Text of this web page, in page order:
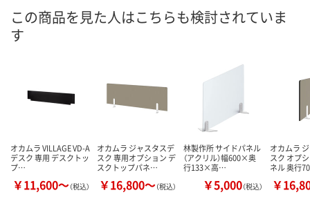
お取り寄せ品
お届け日
した
メーカー都合により
販売停止中です
この商品を見た人はこちらも検討されていま
す
オカムラ VILLAGE VD-A
デスク 専用 デスクトッ
プ…
￥11,600～（税込）
オカムラ ジャスタスデ
スク 専用オプション デ
スクトップパネ…
￥16,800～（税込）
林製作所 サイドパネル
（アクリル）幅600×奥
行133×高…
￥5,000（税込）
オカムラ
スク オプ
ネル 奥行
￥